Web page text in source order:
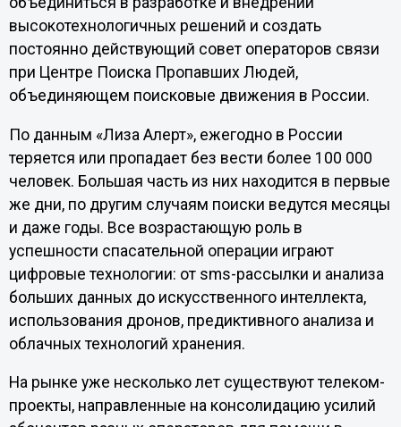
высокотехнологичных решений и создать
постоянно действующий совет операторов связи
при Центре Поиска Пропавших Людей,
объединяющем поисковые движения в России.
По данным «Лиза Алерт», ежегодно в России
теряется или пропадает без вести более 100 000
человек. Большая часть из них находится в первые
же дни, по другим случаям поиски ведутся месяцы
и даже годы. Все возрастающую роль в
успешности спасательной операции играют
цифровые технологии: от sms-рассылки и анализа
больших данных до искусственного интеллекта,
использования дронов, предиктивного анализа и
облачных технологий хранения.
На рынке уже несколько лет существуют телеком-
проекты, направленные на консолидацию усилий